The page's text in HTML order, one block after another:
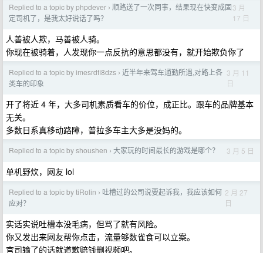
Replied to a topic by phpdever › 顺路送了一次同事，结果现在快变成固
定司机了，是我太好说话了吗？
3 月
17 日
人善被人欺，马善被人骑。
你现在被骑着，人发现你一点反抗的意思都没有，就开始欺负你了
Replied to a topic by imesrdfi8dzs › 近半年来驾车通勤所遇,对路上各
类车的印象
3 月 11
日
开了将近 4 年，大多司机素质看车的价位，成正比。跟车的品牌基本
无关。
多数日系真移动路障，普拉多车主大多是没妈的。
Replied to a topic by shoushen › 大家玩的时间最长的游戏是哪个？ 3 月 5 日
单机野炊，网友 lol
Replied to a topic by tiRolin › 吐槽过的公司说要起诉我，我应该如何
应对？
2 月 27
日
实话实说吐槽本没毛病，但骂了就有风险。
你又发出来网友帮你点击，流量够数雀食可以立案。
官司输了的话就道歉赔钱删视频吧。